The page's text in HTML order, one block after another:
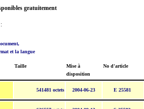
gratuitement
et la langue
Taille
Mise à
disposition
No d'article
541481 octets 2004-06-23 E 25581